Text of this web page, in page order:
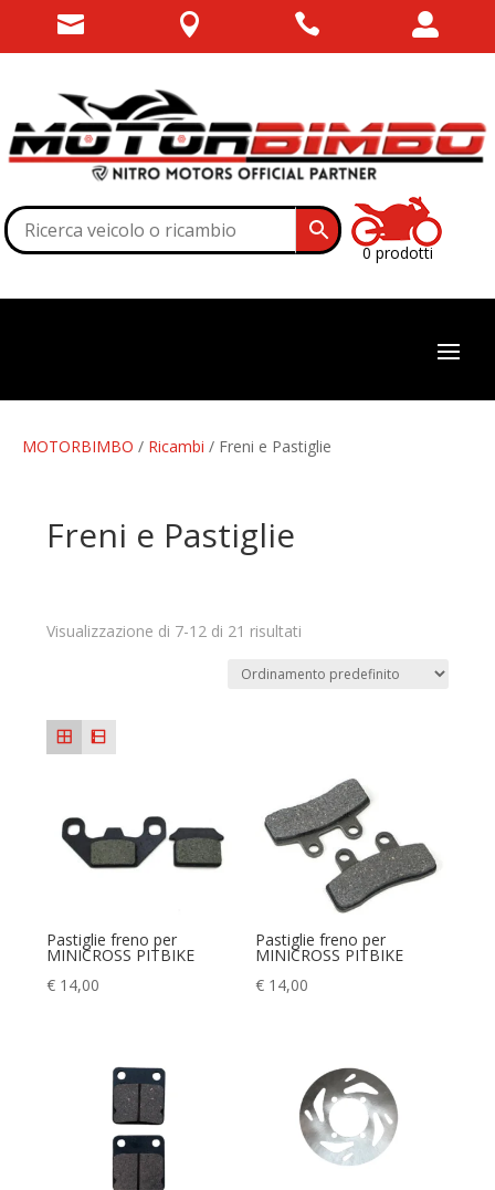
   
0 prodotti
MOTORBIMBO / Ricambi / Freni e Pastiglie
Freni e Pastiglie
Visualizzazione di 7-12 di 21 risultati
Pastiglie freno per
MINICROSS PITBIKE
€ 14,00
Pastiglie freno per
MINICROSS PITBIKE
€ 14,00